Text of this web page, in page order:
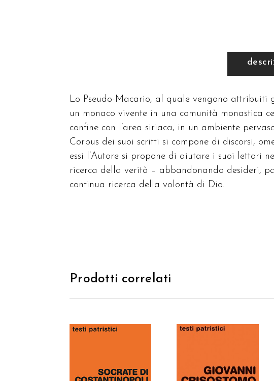
Lo Pseudo-Macario, al quale vengono
un monaco vivente in una comunità monastica
confine con l’area siriaca, in un ambiente
Corpus dei suoi scritti si compone di discorsi,
essi l’Autore si propone di aiutare i suoi lettori
ricerca della verità – abbandonando desideri,
continua ricerca della volontà di Dio.
Prodotti correlati
AGGIUNGI AL AGGIUNGI AL